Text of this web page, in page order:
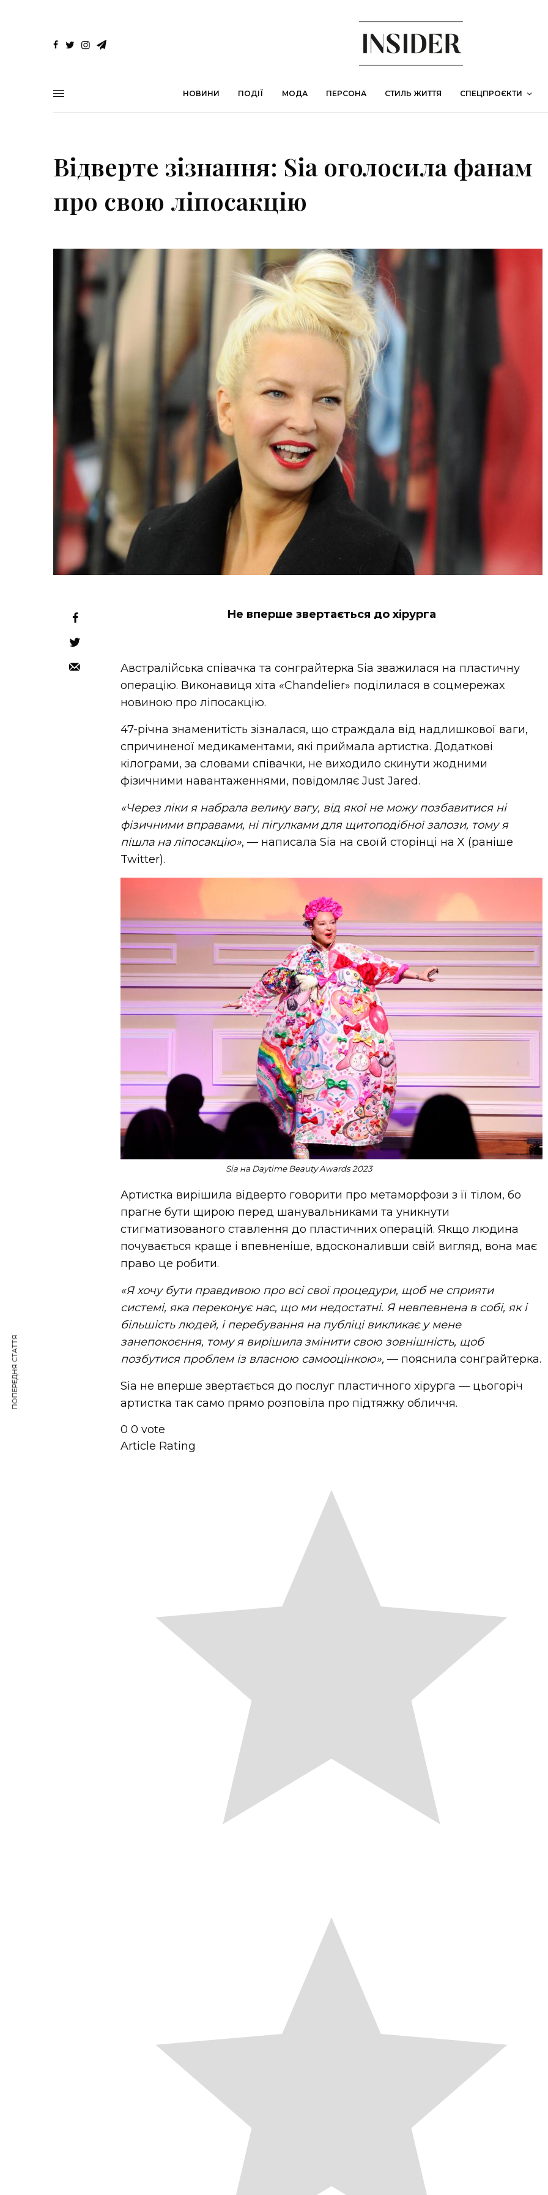
НОВИНИ ПОДІЇ МОДА ПЕРСОНА СТИЛЬ ЖИТТЯ СПЕЦПРОЄКТИ
Відверте зізнання: Sia оголосила фанам
про свою ліпосакцію
Не вперше звертається до хірурга
Австралійська співачка та сонграйтерка Sia зважилася на пластичну
операцію. Виконавиця хіта «Chandelier» поділилася в соцмережах
новиною про ліпосакцію.
47-річна знаменитість зізналася, що страждала від надлишкової ваги,
спричиненої медикаментами, які приймала артистка. Додаткові
кілограми, за словами співачки, не виходило скинути жодними
фізичними навантаженнями, повідомляє Just Jared.
«Через ліки я набрала велику вагу, від якої не можу позбавитися ні
фізичними вправами, ні пігулками для щитоподібної залози, тому я
пішла на ліпосакцію», — написала Sia на своїй сторінці на X (раніше
Twitter).
Sia на Daytime Beauty Awards 2023
Артистка вирішила відверто говорити про метаморфози з її тілом, бо
прагне бути щирою перед шанувальниками та уникнути
стигматизованого ставлення до пластичних операцій. Якщо людина
почувається краще і впевненіше, вдосконаливши свій вигляд, вона має
право це робити.
«Я хочу бути правдивою про всі свої процедури, щоб не сприяти
системі, яка переконує нас, що ми недостатні. Я невпевнена в собі, як і
більшість людей, і перебування на публіці викликає у мене
занепокоєння, тому я вирішила змінити свою зовнішність, щоб
позбутися проблем із власною самооцінкою», — пояснила сонграйтерка.
Sia не вперше звертається до послуг пластичного хірурга — цьогоріч
артистка так само прямо розповіла про підтяжку обличчя.
0 0 vote
Article Rating
ПОПЕРЕДНЯ СТАТТЯ